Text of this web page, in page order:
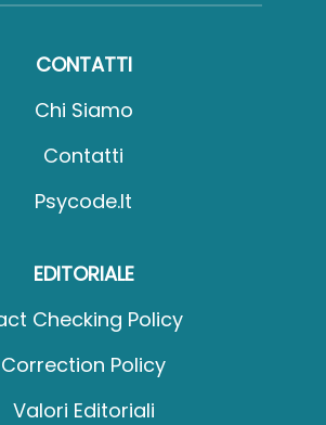
CONTATTI
Chi Siamo
Contatti
Psycode.it
EDITORIALE
Checking Policy
Correction Policy
Valori Editoriali